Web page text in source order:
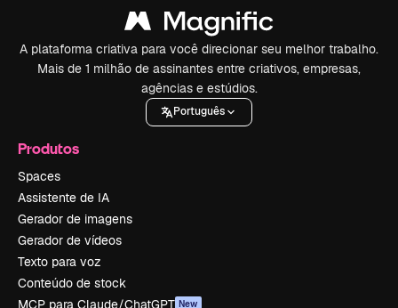
A plataforma criativa para você direcionar seu melhor trabalho.
Mais de 1 milhão de assinantes entre criativos, empresas,
agências e estúdios.
Português
Produtos
Spaces
Assistente de IA
Gerador de imagens
Gerador de vídeos
Texto para voz
Conteúdo de stock
MCP para Claude/ChatGPT New